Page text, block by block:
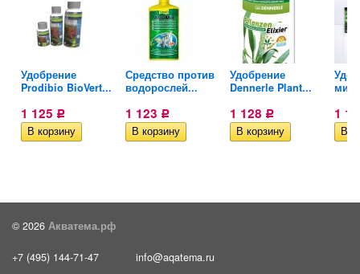
Удобрение
Prodibio BioVert...
1 125 Р
Средство против
водорослей...
1 123 Р
Удобрение
Dennerle Plant...
1 128 Р 1
© 2026 Акватема.рф
+7 (495) 144-71-47 info@aqatema.ru